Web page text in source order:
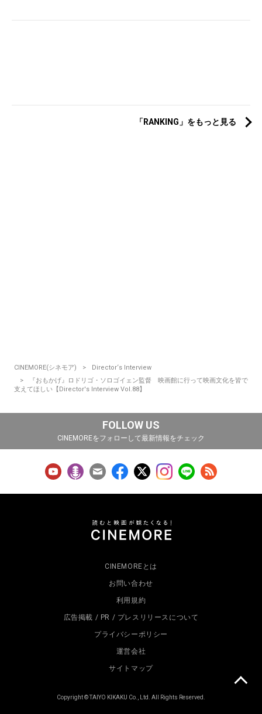
「RANKING」をもっと見る
CINEMORE(シネモア)
Director‘s Interview
『おもかげ』ロドリゴ・ソロゴイェン監督 映画館に行って映画文化を皆で
支えてほしい【Director's Interview Vol.88】
FOLLOW US
CINEMOREをフォローして最新情報をチェック
CINEMOREとは
お問い合わせ
利用規約
広告掲載 / PR / プレスリリースについて
プライバシーポリシー
運営会社
サイトマップ
Copyright © TAIYO KIKAKU Co., Ltd. All Rights Reserved.